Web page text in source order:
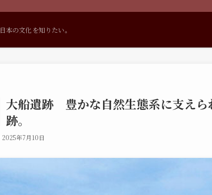
日本の文化を知りたい。
大船遺跡 豊かな自然生態系に支えら
跡。
2025年7月10日